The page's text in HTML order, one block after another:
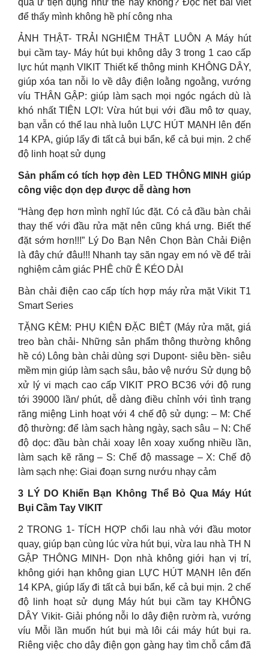
quá ư tiện dụng như thế này không? Đọc hết bài viết
để thấy mình không hề phí công nha
ẢNH THẬT- TRẢI NGHIỆM THẬT LUÔN Ạ Máy hút
bụi cầm tay- Máy hút bụi không dây 3 trong 1 cao cấp
lực hút mạnh VIKIT Thiết kế thông minh KHÔNG DÂY,
giúp xóa tan nỗi lo về dây điện loằng ngoằng, vướng
víu THÂN GẬP: giúp làm sạch mọi ngóc ngách dù là
khó nhất TIỆN LỢI: Vừa hút bụi với đầu mô tơ quay,
bạn vẫn có thể lau nhà luôn LỰC HÚT MẠNH lên đến
14 KPA, giúp lấy đi tất cả bụi bẩn, kể cả bụi mịn. 2 chế
độ linh hoạt sử dụng
Sản phẩm có tích hợp đèn LED THÔNG MINH giúp
công việc dọn dẹp được dễ dàng hơn
“Hàng đẹp hơn mình nghĩ lúc đặt. Có cả đầu bàn chải
thay thế với đầu rửa mặt nên cũng khá ưng. Biết thế
đặt sớm hơn!!!” Lý Do Bạn Nên Chọn Bàn Chải Điện
là đây chứ đâu!!! Nhanh tay săn ngay em nó về để trải
nghiệm cảm giác PHÊ chữ Ê KÉO DÀI
Bàn chải điện cao cấp tích hợp máy rửa mặt Vikit T1
Smart Series
TẶNG KÈM: PHỤ KIỆN ĐẶC BIỆT (Máy rửa mặt, giá
treo bàn chải- Những sản phẩm thông thường không
hề có) Lông bàn chải dùng sợi Dupont- siêu bền- siêu
mềm mịn giúp làm sạch sâu, bảo vệ nướu Sử dụng bộ
xử lý vi mạch cao cấp VIKIT PRO BC36 với độ rung
tới 39000 lần/ phút, dễ dàng điều chỉnh với tình trạng
răng miệng Linh hoạt với 4 chế độ sử dụng: – M: Chế
độ thường: để làm sạch hàng ngày, sạch sâu – N: Chế
độ dọc: đầu bàn chải xoay lên xoay xuống nhiều lần,
làm sạch kẽ răng – S: Chế độ massage – X: Chế độ
làm sạch nhẹ: Giai đoạn sưng nướu nhạy cảm
3 LÝ DO Khiến Bạn Không Thể Bỏ Qua Máy Hút
Bụi Cầm Tay VIKIT
2 TRONG 1- TÍCH HỢP chổi lau nhà với đầu motor
quay, giúp bạn cùng lúc vừa hút bụi, vừa lau nhà TH N
GẬP THÔNG MINH- Dọn nhà không giới hạn vị trí,
không giới hạn không gian LỰC HÚT MẠNH lên đến
14 KPA, giúp lấy đi tất cả bụi bẩn, kể cả bụi mịn. 2 chế
độ linh hoạt sử dụng Máy hút bụi cầm tay KHÔNG
DÂY Vikit- Giải phóng nỗi lo dây điện rườm rà, vướng
víu Mỗi lần muốn hút bụi mà lôi cái máy hút bụi ra.
Riêng việc cho dây điện gọn gàng hay tìm chỗ cắm đã